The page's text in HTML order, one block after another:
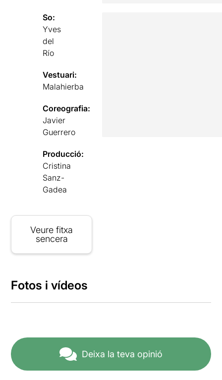
So:
Yves
del
Río
Vestuari:
Malahierba
Coreografia:
Javier
Guerrero
Producció:
Cristina
Sanz-
Gadea
Veure fitxa
sencera
Fotos i vídeos
Deixa la teva opinió